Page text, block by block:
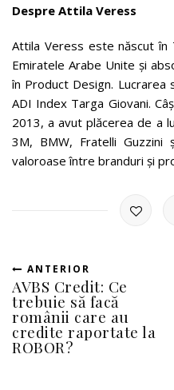
Despre Attila Veress
Attila Veress este născut în
Emiratele Arabe Unite și
în Product Design. Lucrarea
ADI Index Targa Giovani.
2013, a avut plăcerea de a
3M, BMW, Fratelli
valoroase între branduri și
ANTERIOR
AVBS Credit: Ce
trebuie să facă
românii care au
credite raportate la
ROBOR?